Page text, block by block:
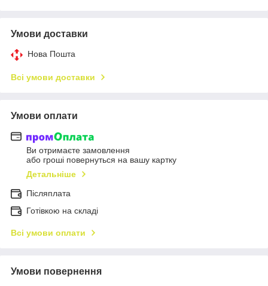
Умови доставки
Нова Пошта
Всі умови доставки
Умови оплати
Ви отримаєте замовлення
або гроші повернуться на вашу картку
Детальніше
Післяплата
Готівкою на складі
Всі умови оплати
Умови повернення